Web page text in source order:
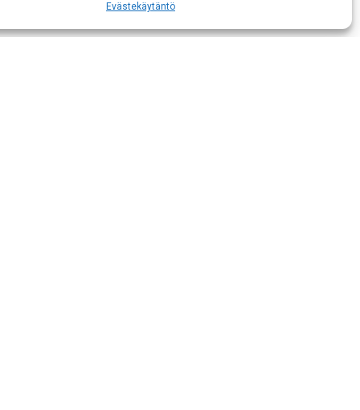
Evästekäytäntö